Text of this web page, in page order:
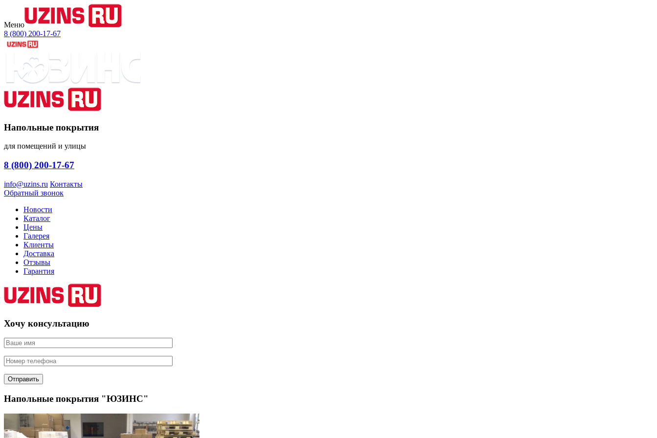
Меню
8 (800) 200-17-67
Напольные покрытия
для помещений и улицы
8 (800) 200-17-67
info@uzins.ru Контакты
Обратный звонок
Новости
Каталог
Цены
Галерея
Клиенты
Доставка
Отзывы
Гарантия
Хочу консультацию
Напольные покрытия "ЮЗИНС"